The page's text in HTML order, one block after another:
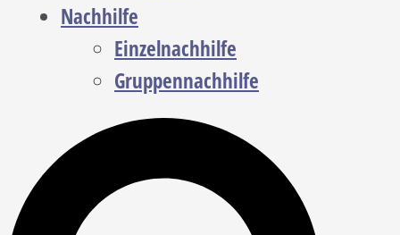
Nachhilfe
Einzelnachhilfe
Gruppennachhilfe